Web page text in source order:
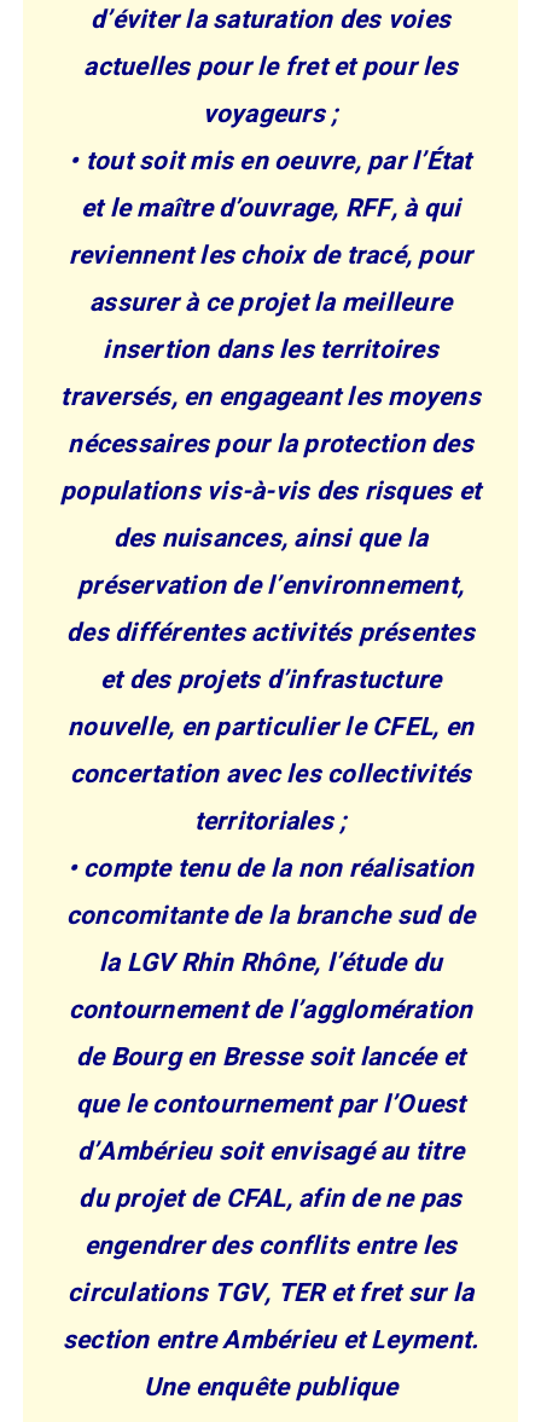
d’éviter la saturation des voies
actuelles pour le fret et pour les
voyageurs ;
• tout soit mis en oeuvre, par l’État
et le maître d’ouvrage, RFF, à qui
reviennent les choix de tracé, pour
assurer à ce projet la meilleure
insertion dans les territoires
traversés, en engageant les moyens
nécessaires pour la protection des
populations vis-à-vis des risques et
des nuisances, ainsi que la
préservation de l’environnement,
des différentes activités présentes
et des projets d’infrastucture
nouvelle, en particulier le CFEL, en
concertation avec les collectivités
territoriales ;
• compte tenu de la non réalisation
concomitante de la branche sud de
la LGV Rhin Rhône, l’étude du
contournement de l’agglomération
de Bourg en Bresse soit lancée et
que le contournement par l’Ouest
d’Ambérieu soit envisagé au titre
du projet de CFAL, afin de ne pas
engendrer des conflits entre les
circulations TGV, TER et fret sur la
section entre Ambérieu et Leyment.
Une enquête publique